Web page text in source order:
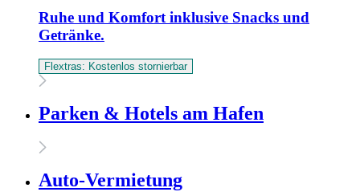
Ruhe und Komfort inklusive Snacks und
Getränke.
Flextras: Kostenlos stornierbar
Parken & Hotels am Hafen
Auto-Vermietung